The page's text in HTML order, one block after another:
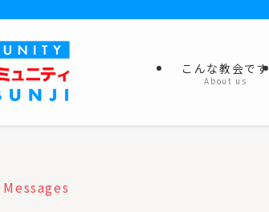
こんな教会です
About us